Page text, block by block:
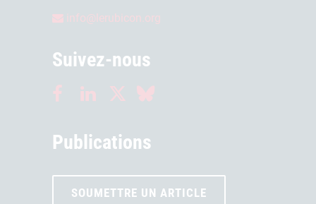
info@lerubicon.org
Suivez-nous
Publications
SOUMETTRE UN ARTICLE